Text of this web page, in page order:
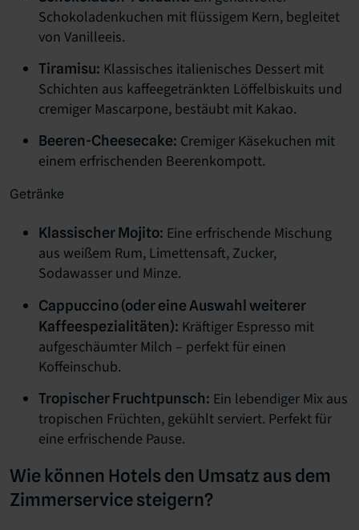
Schokoladenkuchen mit flüssigem Kern, begleitet
von Vanilleeis.
Tiramisu: Klassisches italienisches Dessert mit
Schichten aus kaffeegetränkten Löffelbiskuits und
cremiger Mascarpone, bestäubt mit Kakao.
Beeren-Cheesecake: Cremiger Käsekuchen mit
einem erfrischenden Beerenkompott.
Getränke
Klassischer Mojito: Eine erfrischende Mischung
aus weißem Rum, Limettensaft, Zucker,
Sodawasser und Minze.
Cappuccino (oder eine Auswahl weiterer
Kaffeespezialitäten): Kräftiger Espresso mit
aufgeschäumter Milch – perfekt für einen
Koffeinschub.
Tropischer Fruchtpunsch: Ein lebendiger Mix aus
tropischen Früchten, gekühlt serviert. Perfekt für
eine erfrischende Pause.
Wie können Hotels den Umsatz aus dem
Zimmerservice steigern?